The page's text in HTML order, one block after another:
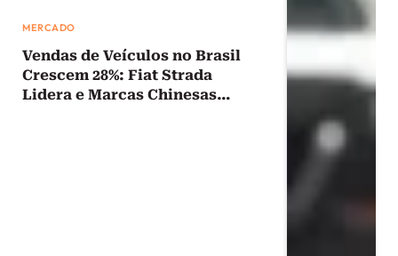
MERCADO
Vendas de Veículos no Brasil
Crescem 28%: Fiat Strada
Lidera e Marcas Chinesas